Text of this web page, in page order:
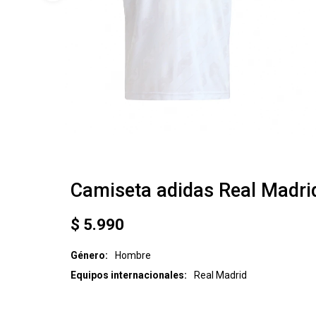
Camiseta adidas Real
$ 5.990
Género
Hombre
Equipos internacionales
Real Madrid